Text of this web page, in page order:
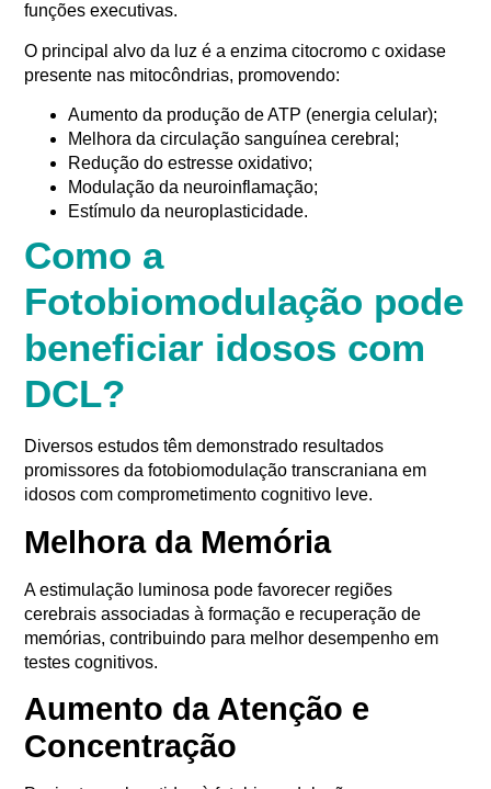
funções executivas.
O principal alvo da luz é a enzima citocromo c oxidase
presente nas mitocôndrias, promovendo:
Aumento da produção de ATP (energia celular);
Melhora da circulação sanguínea cerebral;
Redução do estresse oxidativo;
Modulação da neuroinflamação;
Estímulo da neuroplasticidade.
Como a
Fotobiomodulação pode
beneficiar idosos com
DCL?
Diversos estudos têm demonstrado resultados
promissores da fotobiomodulação transcraniana em
idosos com comprometimento cognitivo leve.
Melhora da Memória
A estimulação luminosa pode favorecer regiões
cerebrais associadas à formação e recuperação de
memórias, contribuindo para melhor desempenho em
testes cognitivos.
Aumento da Atenção e
Concentração